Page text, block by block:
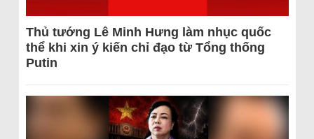
Thủ tướng Lê Minh Hưng làm nhục quốc
thể khi xin ý kiến chỉ đạo từ Tổng thống
Putin